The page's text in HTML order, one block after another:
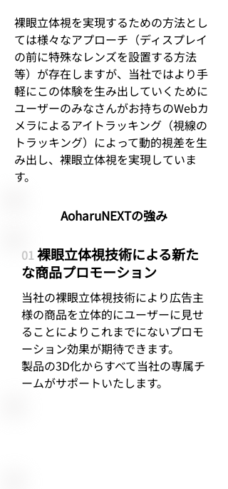
裸眼立体視を実現するための方法とし
ては様々なアプローチ（ディスプレイ
の前に特殊なレンズを設置する方法
等）が存在しますが、当社ではより手
軽にこの体験を生み出していくために
ユーザーのみなさんがお持ちのWebカ
メラによるアイトラッキング（視線の
トラッキング）によって動的視差を生
み出し、裸眼立体視を実現していま
す。
AoharuNEXTの強み
01裸眼立体視技術による新た
な商品プロモーション
​当社の裸眼立体視技術により広告主
様の商品を立体的にユーザーに見せ
ることによりこれまでにないプロモ
ーション効果が期待できます。
製品の3D化からすべて当社の専属チ
ームがサポートいたします。